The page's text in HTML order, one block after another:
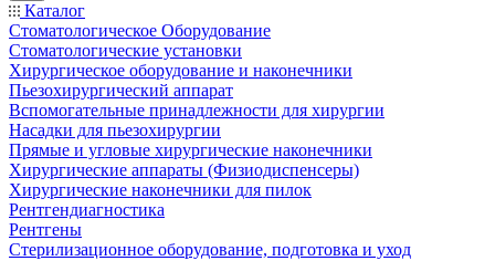
Каталог
Стоматологическое Оборудование
Стоматологические установки
Хирургическое оборудование и наконечники
Пьезохирургический аппарат
Вспомогательные принадлежности для хирургии
Насадки для пьезохирургии
Прямые и угловые хирургические наконечники
Хирургические аппараты (Физиодиспенсеры)
Хирургические наконечники для пилок
Рентгендиагностика
Рентгены
Стерилизационное оборудование, подготовка и уход